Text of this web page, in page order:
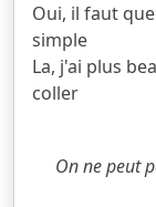
Oui, il faut
simple
La, j'ai plus
coller
On ne peut